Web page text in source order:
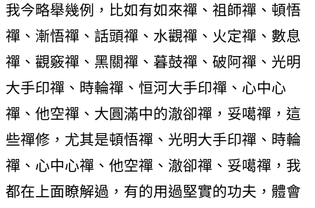
我今略舉幾例，比如有如來禪、祖師禪、頓悟
禪、漸悟禪、話頭禪、水觀禪、火定禪、數息
禪、觀竅禪、黑關禪、暮鼓禪、破阿禪、光明
大手印禪、時輪禪、恒河大手印禪、心中心
禪、他空禪、大圓滿中的澈卻禪，妥噶禪，這
些禪修，尤其是頓悟禪、光明大手印禪、時輪
禪、心中心禪、他空禪、澈卻禪、妥噶禪，我
都在上面瞭解過，有的用過堅實的功夫，體會